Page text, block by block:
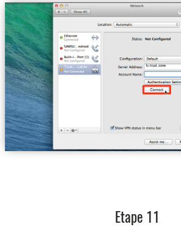
Trust....Latvia lv.trust.zone
Etape 11